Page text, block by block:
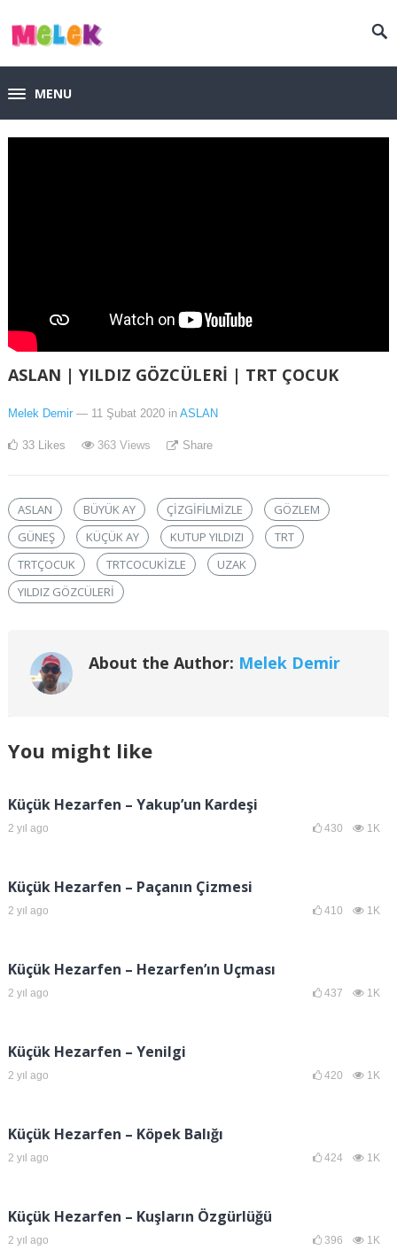
MENU
ASLAN | YILDIZ GÖZCÜLERİ | TRT ÇOCUK
Melek Demir — 11 Şubat 2020 in ASLAN
33 Likes 363Views Share
ASLAN BÜYÜK AY ÇIZGIFILMIZLE
GÖZLEM
GÜNEŞ
KÜÇÜK AY KUTUP YILDIZI
TRT
TRTÇOCUK
TRTCOCUKIZLE
UZAK
YILDIZ GÖZCÜLERI
About the Author: Melek Demir
You might like
Küçük Hezarfen – Yakup’un Kardeşi
2 yıl ago 430 1K
Küçük Hezarfen – Paçanın Çizmesi
2 yıl ago 410 1K
Küçük Hezarfen – Hezarfen’ın Uçması
2 yıl ago 437 1K
Küçük Hezarfen – Yenilgi
2 yıl ago 420 1K
Küçük Hezarfen – Köpek Balığı
2 yıl ago 424 1K
Küçük Hezarfen – Kuşların Özgürlüğü
2 yıl ago 396 1K